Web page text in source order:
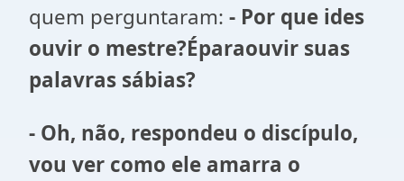
quem perguntaram: - Por que ides
ouvir o mestre?Éparaouvir suas
palavras sábias?
- Oh, não, respondeu o discípulo,
vou ver como ele amarra o